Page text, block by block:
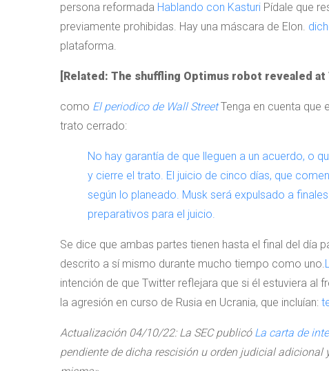
persona reformada Hablando con Kasturi Pídale que
previamente prohibidas. Hay una máscara de Elon.
plataforma.
[Related: The shuffling Optimus robot revealed at
como El periodico de Wall StreetTenga en cuenta que
trato cerrado:
No hay garantía de que lleguen a un acuerdo, o
y cierre el trato. El juicio de cinco días, que
según lo planeado. Musk será expulsado a
preparativos para el juicio.
Se dice que ambas partes tienen hasta el final del día
descrito a sí mismo durante mucho tiempo como uno.
intención de que Twitter reflejara que si él estuviera al
la agresión en curso de Rusia en Ucrania, que incluían:
Actualización 04/10/22: La SEC publicó La carta de
pendiente de dicha rescisión u orden judicial